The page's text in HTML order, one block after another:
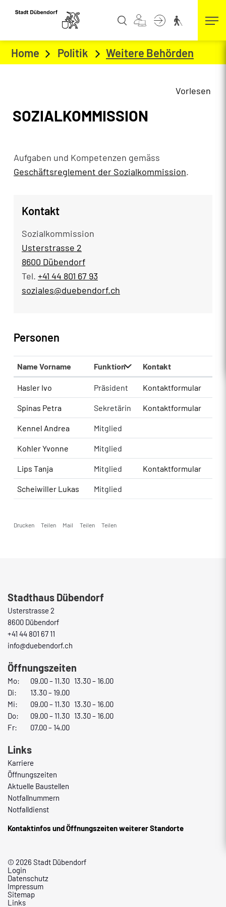
Kopfzeile
Vorlesen
Home Politik Weitere Behörden
Inhalt
SOZIALKOMMISSION
Aufgaben und Kompetenzen gemäss
Geschäftsreglement der Sozialkommission.
Kontakt
Sozialkommission
Usterstrasse 2
8600 Dübendorf
Tel. +41 44 801 67 93
soziales@duebendorf.ch
Personen
Name Vorname Funktion Kontakt
Hasler Ivo Präsident Kontaktformular
Spinas Petra Sekretärin Kontaktformular
Kennel Andrea Mitglied
Kohler Yvonne Mitglied
Lips Tanja Mitglied Kontaktformular
Scheiwiller Lukas Mitglied
Drucken Teilen Mail Teilen Teilen
Stadthaus Dübendorf
Usterstrasse 2
8600 Dübendorf
+41 44 801 67 11
info@duebendorf.ch
Öffnungszeiten
Mo:
09.00 – 11.30 13.30 – 16.00
Di:
13.30 – 19.00
Mi:
09.00 – 11.30 13.30 – 16.00
Do:
09.00 – 11.30 13.30 – 16.00
Fr:
07.00 – 14.00
Links
Karriere
Öffnungszeiten
Aktuelle Baustellen
Notfallnummern
Notfalldienst
Kontaktinfos und Öffnungszeiten weiterer Standorte
© 2026 Stadt Dübendorf
Login
Datenschutz
Impressum
Sitemap
Links